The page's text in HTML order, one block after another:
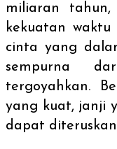
miliaran
kekuatan
cinta yang
sempurna
tergoyahkan.
yang kuat, janji
dapat